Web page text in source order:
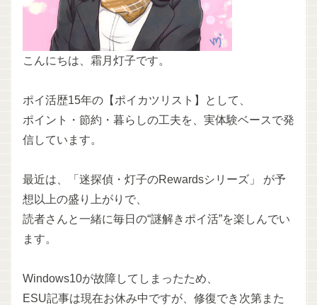
こんにちは、霜月灯子です。
ポイ活歴15年の【ポイカツリスト】として、
ポイント・節約・暮らしの工夫を、実体験ベースで発
信しています。
最近は、「迷探偵・灯子のRewardsシリーズ」 が予
想以上の盛り上がりで、
読者さんと一緒に毎日の“謎解きポイ活”を楽しんでい
ます。
Windows10が故障してしまったため、
ESU記事は現在お休み中ですが、修復でき次第また